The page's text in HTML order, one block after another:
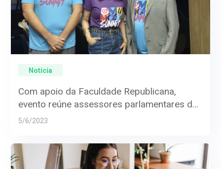
Notícia
Com apoio da Faculdade Republicana,
evento reúne assessores parlamentares de
todo Brasil
5/6/2023